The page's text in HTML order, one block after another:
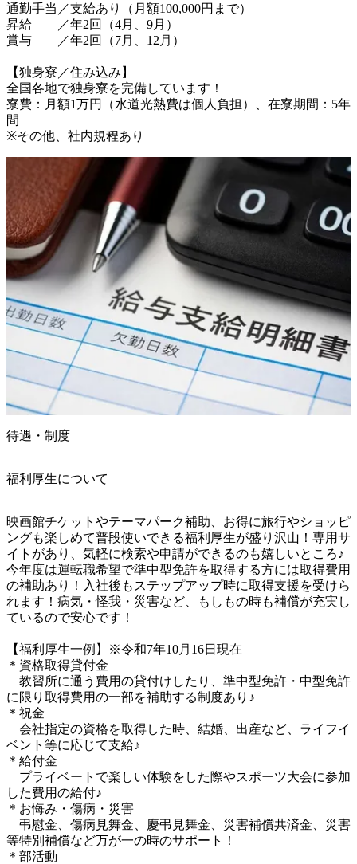
通勤手当／支給あり（月額100,000円まで）
昇給　　／年2回（4月、9月）
賞与　　／年2回（7月、12月）
【独身寮／住み込み】
全国各地で独身寮を完備しています！
寮費：月額1万円（水道光熱費は個人負担）、在寮期間：5年
間
※その他、社内規程あり
待遇・制度
福利厚生について
映画館チケットやテーマパーク補助、お得に旅行やショッピ
ングも楽しめて普段使いできる福利厚生が盛り沢山！専用サ
イトがあり、気軽に検索や申請ができるのも嬉しいところ♪
今年度は運転職希望で準中型免許を取得する方には取得費用
の補助あり！入社後もステップアップ時に取得支援を受けら
れます！病気・怪我・災害など、もしもの時も補償が充実し
ているので安心です！
【福利厚生一例】※令和7年10月16日現在
＊資格取得貸付金
教習所に通う費用の貸付けしたり、準中型免許・中型免許
に限り取得費用の一部を補助する制度あり♪
＊祝金
会社指定の資格を取得した時、結婚、出産など、ライフイ
ベント等に応じて支給♪
＊給付金
プライベートで楽しい体験をした際やスポーツ大会に参加
した費用の給付♪
＊お悔み・傷病・災害
弔慰金、傷病見舞金、慶弔見舞金、災害補償共済金、災害
等特別補償など万が一の時のサポート！
＊部活動